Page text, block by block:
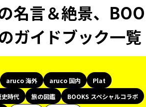
名言＆絶景、
ガイドブック一覧
aruco 海外 aruco 国内
Plat
史時代 旅の図鑑
BOOKS スペシャルコラボ